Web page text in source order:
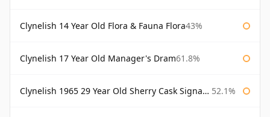
Clynelish 14 Year Old Flora & Fauna Flora43%
Clynelish 17 Year Old Manager's Dram61.8%
Clynelish 1965 29 Year Old Sherry Cask Signatory 52.1%